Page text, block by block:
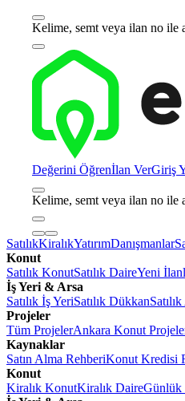
Kelime, semt veya ilan no ile
Değerini Öğrenİlan VerGiriş
Kelime, semt veya ilan no ile
SatılıkKiralıkYatırımDanışmanlar
Konut
Satılık KonutSatılık DaireYeni
İş Yeri & Arsa
Satılık İş YeriSatılık Dükkan
Projeler
Tüm ProjelerAnkara Konut
Kaynaklar
Satın Alma RehberiKonut Kredisi
Konut
Kiralık KonutKiralık DaireGünlük